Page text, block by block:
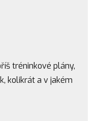
tréninkové plány,
kolikrát a v jakém